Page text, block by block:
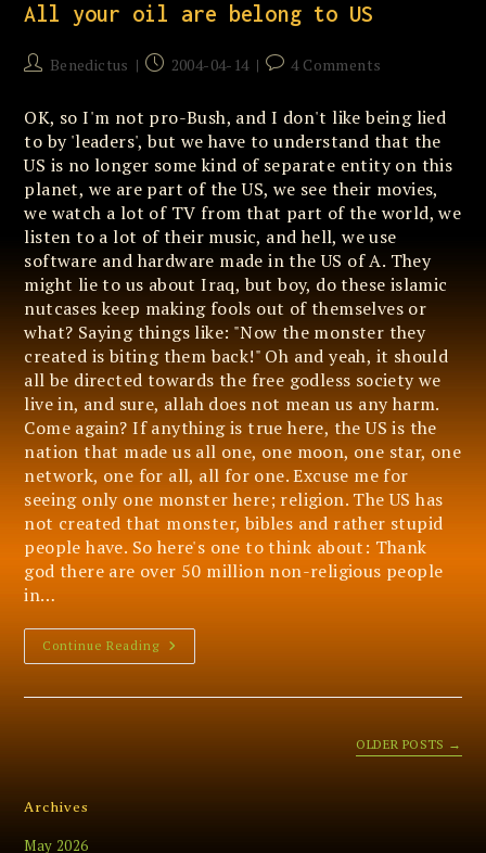
All your oil are belong to US
PostBenedictus
Post2004-04-14
Post4 Comments
OK, so I'm not pro-Bush, and I don't like being lied
to by 'leaders', but we have to understand that the
US is no longer some kind of separate entity on this
planet, we are part of the US, we see their movies,
we watch a lot of TV from that part of the world, we
listen to a lot of their music, and hell, we use
software and hardware made in the US of A. They
might lie to us about Iraq, but boy, do these islamic
nutcases keep making fools out of themselves or
what? Saying things like: "Now the monster they
created is biting them back!" Oh and yeah, it should
all be directed towards the free godless society we
live in, and sure, allah does not mean us any harm.
Come again? If anything is true here, the US is the
nation that made us all one, one moon, one star, one
network, one for all, all for one. Excuse me for
seeing only one monster here; religion. The US has
not created that monster, bibles and rather stupid
people have. So here's one to think about: Thank
god there are over 50 million non-religious people
in…
Continue ReadingAll
Your
Are
OLDER POSTS →
Archives
May 2026